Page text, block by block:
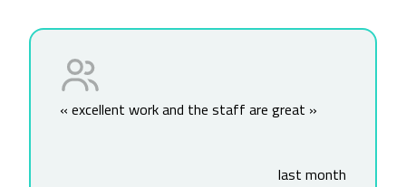
« excellent work and the staff are great »
last month